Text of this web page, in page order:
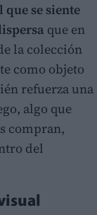
se siente
que en
la colección
como objeto
refuerza una
algo que
compran,
del